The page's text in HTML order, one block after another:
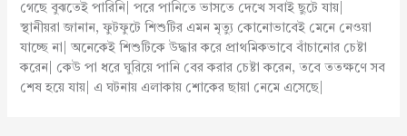
গেছে বুঝতেই পারিনি| পরে পানিতে ভাসতে দেখে সবাই ছুটে যায়|
স্থানীয়রা জানান, ফুটফুটে শিশুটির এমন মৃত্যু কোনোভাবেই মেনে নেওয়া
যাচ্ছে না| অনেকেই শিশুটিকে উদ্ধার করে প্রাথমিকভাবে বাঁচানোর চেষ্টা
করেন| কেউ পা ধরে ঘুরিয়ে পানি বের করার চেষ্টা করেন, তবে ততক্ষণে সব
শেষ হয়ে যায়| এ ঘটনায় এলাকায় শোকের ছায়া নেমে এসেছে|